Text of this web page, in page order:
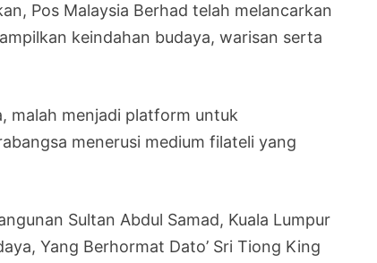
Pos Malaysia Berhad telah melancarkan
keindahan budaya, warisan serta
malah menjadi platform untuk
menerusi medium filateli yang
Sultan Abdul Samad, Kuala Lumpur
Yang Berhormat Dato’ Sri Tiong King